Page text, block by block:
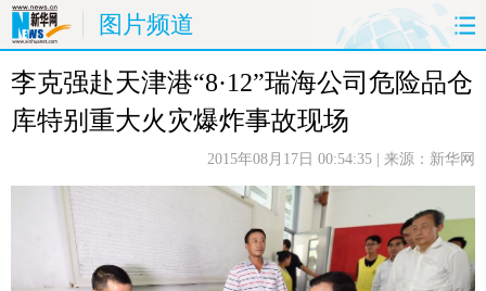
图片频道
首页 时政 国际 财经
娱乐 体育 人事
时尚 思客 地方 法治
港澳 华人 汽车
李克强赴天津港“8·12”瑞海公司危险品仓
库特别重大火灾爆炸事故现场
2015年08月17日 00:54:35 | 来源：新华网